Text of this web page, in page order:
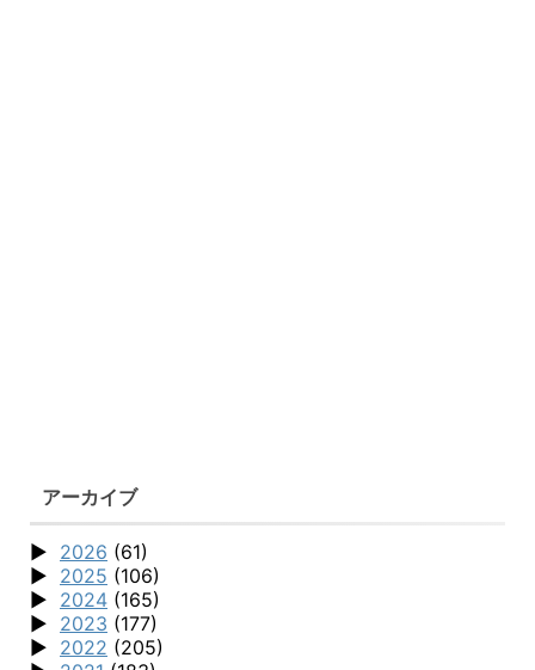
アーカイブ
2026 (61)
2025 (106)
2024 (165)
2023 (177)
2022 (205)